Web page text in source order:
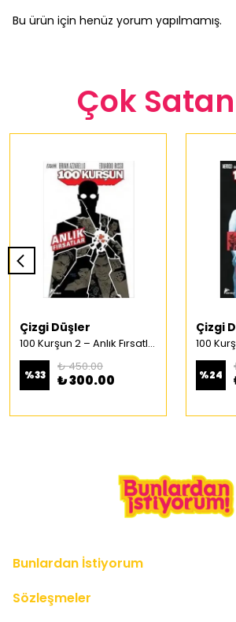
Bu ürün için henüz yorum yapılmamış.
Çok
Çizgi Düşler
100 Kurşun 2 – Anlık Fırsatlar Türkçe Çizgi Roman
%33
₺ 450.00
₺ 300.00
Çizgi
%24
Bunlardan İstiyorum
Sözleşmeler